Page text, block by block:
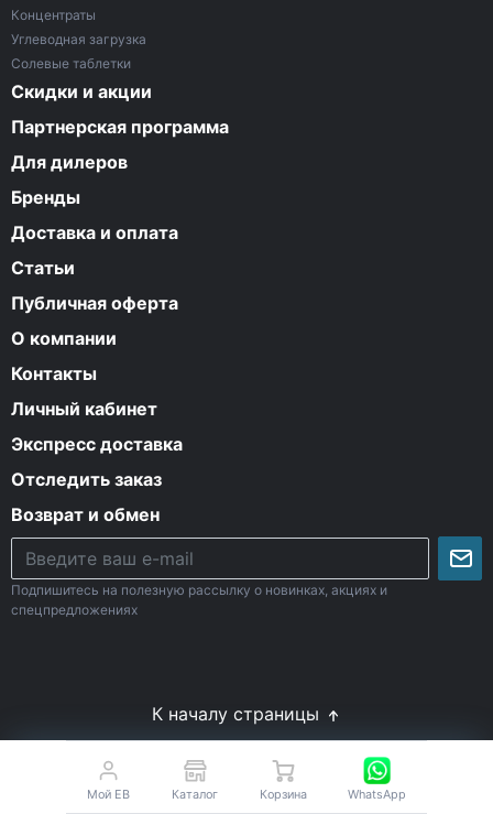
Концентраты
Углеводная загрузка
Солевые таблетки
Скидки и акции
Партнерская программа
Для дилеров
Бренды
Доставка и оплата
Статьи
Публичная оферта
О компании
Контакты
Личный кабинет
Экспресс доставка
Отследить заказ
Возврат и обмен
Подпишитесь на полезную рассылку о новинках, акциях и
спецпредложениях
К началу страницы
© Все права защищены. 2009-2026 Energy-Body.ru
Спортивное питание с доставкой по России
Мой EB Каталог Корзина WhatsApp